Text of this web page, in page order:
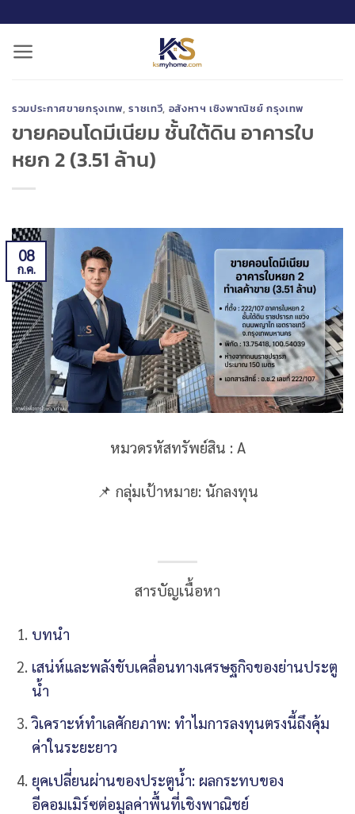
รวมประกาศขายกรุงเทพ,ราชเทวี, อสังหาฯ เชิงพาณิชย์ กรุงเทพ
ขายคอนโดมีเนียม ชั้นใต้ดิน อาคารใบ
หยก 2 (3.51 ล้าน)
08
ก.ค.
หมวดรหัสทรัพย์สิน : A
📌 กลุ่มเป้าหมาย: นักลงทุน
สารบัญเนื้อหา
บทนำ
เสน่ห์และพลังขับเคลื่อนทางเศรษฐกิจของย่านประตู
น้ำ
วิเคราะห์ทำเลศักยภาพ: ทำไมการลงทุนตรงนี้ถึงคุ้ม
ค่าในระยะยาว
ยุคเปลี่ยนผ่านของประตูน้ำ: ผลกระทบของ
อีคอมเมิร์ซต่อมูลค่าพื้นที่เชิงพาณิชย์